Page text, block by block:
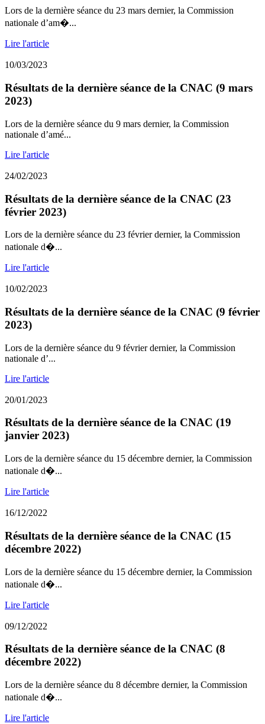
Lors de la dernière séance du 23 mars dernier, la Commission
nationale d’am�...
Lire l'article
10/03/2023
Résultats de la dernière séance de la CNAC (9 mars
2023)
Lors de la dernière séance du 9 mars dernier, la Commission
nationale d’amé...
Lire l'article
24/02/2023
Résultats de la dernière séance de la CNAC (23
février 2023)
Lors de la dernière séance du 23 février dernier, la Commission
nationale d�...
Lire l'article
10/02/2023
Résultats de la dernière séance de la CNAC (9 février
2023)
Lors de la dernière séance du 9 février dernier, la Commission
nationale d’...
Lire l'article
20/01/2023
Résultats de la dernière séance de la CNAC (19
janvier 2023)
Lors de la dernière séance du 15 décembre dernier, la Commission
nationale d�...
Lire l'article
16/12/2022
Résultats de la dernière séance de la CNAC (15
décembre 2022)
Lors de la dernière séance du 15 décembre dernier, la Commission
nationale d�...
Lire l'article
09/12/2022
Résultats de la dernière séance de la CNAC (8
décembre 2022)
Lors de la dernière séance du 8 décembre dernier, la Commission
nationale d�...
Lire l'article